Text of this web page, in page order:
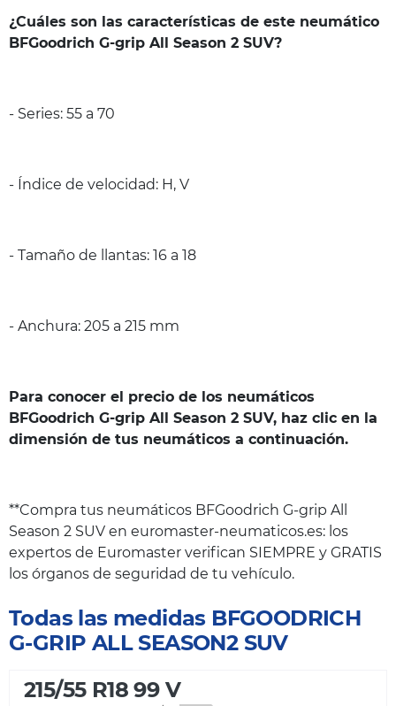
¿Cuáles son las características de este neumático
BFGoodrich G-grip All Season 2 SUV?
- Series: 55 a 70
- Índice de velocidad: H, V
- Tamaño de llantas: 16 a 18
- Anchura: 205 a 215 mm
Para conocer el precio de los neumáticos
BFGoodrich G-grip All Season 2 SUV, haz clic en la
dimensión de tus neumáticos a continuación.
**Compra tus neumáticos BFGoodrich G-grip All
Season 2 SUV en euromaster-neumaticos.es: los
expertos de Euromaster verifican SIEMPRE y GRATIS
los órganos de seguridad de tu vehículo.
Todas las medidas BFGOODRICH
G-GRIP ALL SEASON2 SUV
215/55 R18 99 V